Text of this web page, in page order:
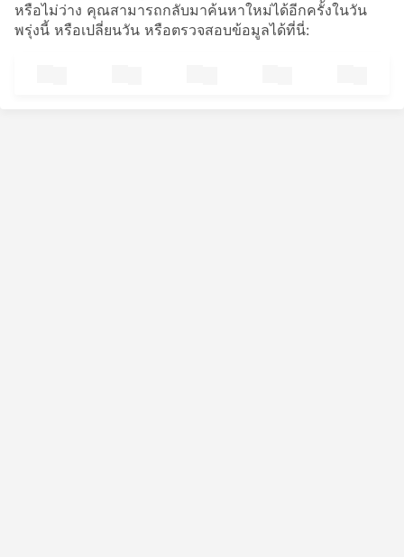
หรือไม่ว่าง คุณสามารถกลับมาค้นหาใหม่ได้อีกครั้งในวัน
พรุ่งนี้ หรือเปลี่ยนวัน หรือตรวจสอบข้อมูลได้ที่นี่: